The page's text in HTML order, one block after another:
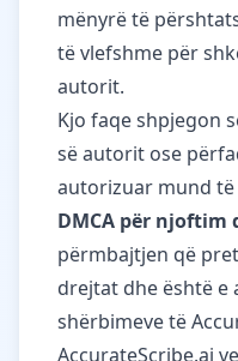
mënyrë të
të vlefshme për
autorit.
Kjo faqe shpjegon
së autorit ose
autorizuar mund
DMCA për njoftim
përmbajtjen që
drejtat dhe është e
shërbimeve të
AccurateScribe.ai